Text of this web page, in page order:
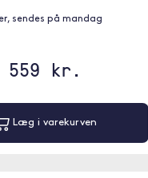
sendes på mandag
559 kr.
Læg i varekurven